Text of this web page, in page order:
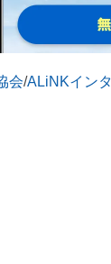
会/ALiNKイン